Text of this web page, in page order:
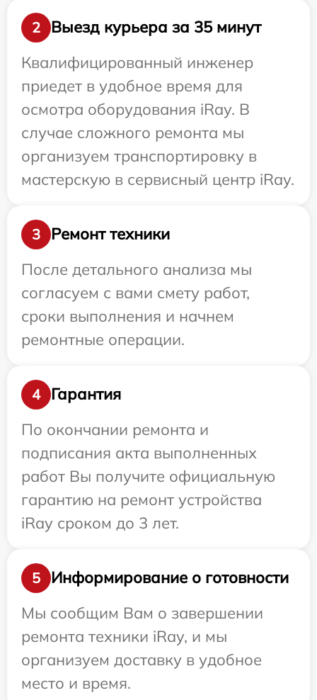
2
Выезд курьера за 35 минут
Квалифицированный инженер
приедет в удобное время для
осмотра оборудования iRay. В
случае сложного ремонта мы
организуем транспортировку в
мастерскую в сервисный центр iRay.
3
Ремонт техники
После детального анализа мы
согласуем с вами смету работ,
сроки выполнения и начнем
ремонтные операции.
4
Гарантия
По окончании ремонта и
подписания акта выполненных
работ Вы получите официальную
гарантию на ремонт устройства
iRay сроком до 3 лет.
5
Информирование о готовности
Мы сообщим Вам о завершении
ремонта техники iRay, и мы
организуем доставку в удобное
место и время.